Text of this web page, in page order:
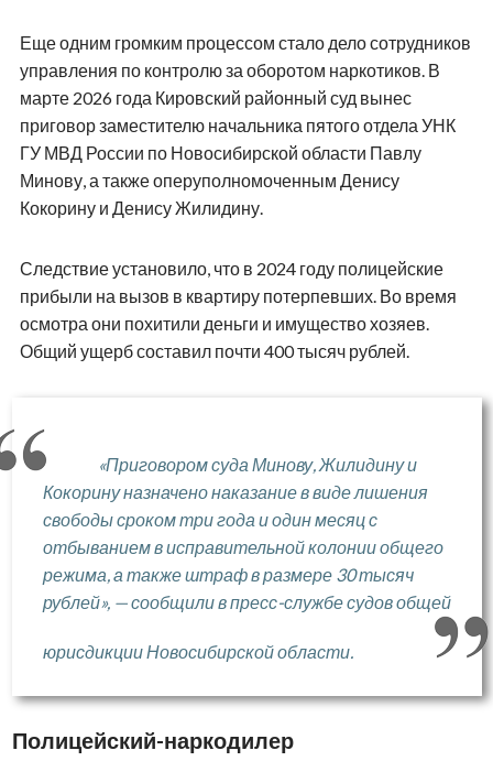
Еще одним громким процессом стало дело сотрудников
управления по контролю за оборотом наркотиков. В
марте 2026 года Кировский районный суд вынес
приговор заместителю начальника пятого отдела УНК
ГУ МВД России по Новосибирской области Павлу
Минову, а также оперуполномоченным Денису
Кокорину и Денису Жилидину.
Следствие установило, что в 2024 году полицейские
прибыли на вызов в квартиру потерпевших. Во время
осмотра они похитили деньги и имущество хозяев.
Общий ущерб составил почти 400 тысяч рублей.
«Приговором суда Минову, Жилидину и
Кокорину назначено наказание в виде лишения
свободы сроком три года и один месяц с
отбыванием в исправительной колонии общего
режима, а также штраф в размере 30 тысяч
рублей», — сообщили в пресс-службе судов общей
юрисдикции Новосибирской области.
Полицейский-наркодилер